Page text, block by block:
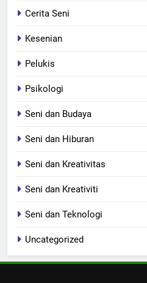
Cerita Seni
Kesenian
Pelukis
Psikologi
Seni dan Budaya
Seni dan Hiburan
Seni dan Kreativitas
Seni dan Kreativiti
Seni dan Teknologi
Uncategorized